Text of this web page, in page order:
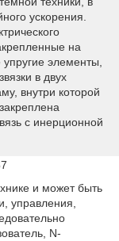
ускорения.
на
элементы,
в двух
внутри которой
с инерционной
и может быть
управления,
N-